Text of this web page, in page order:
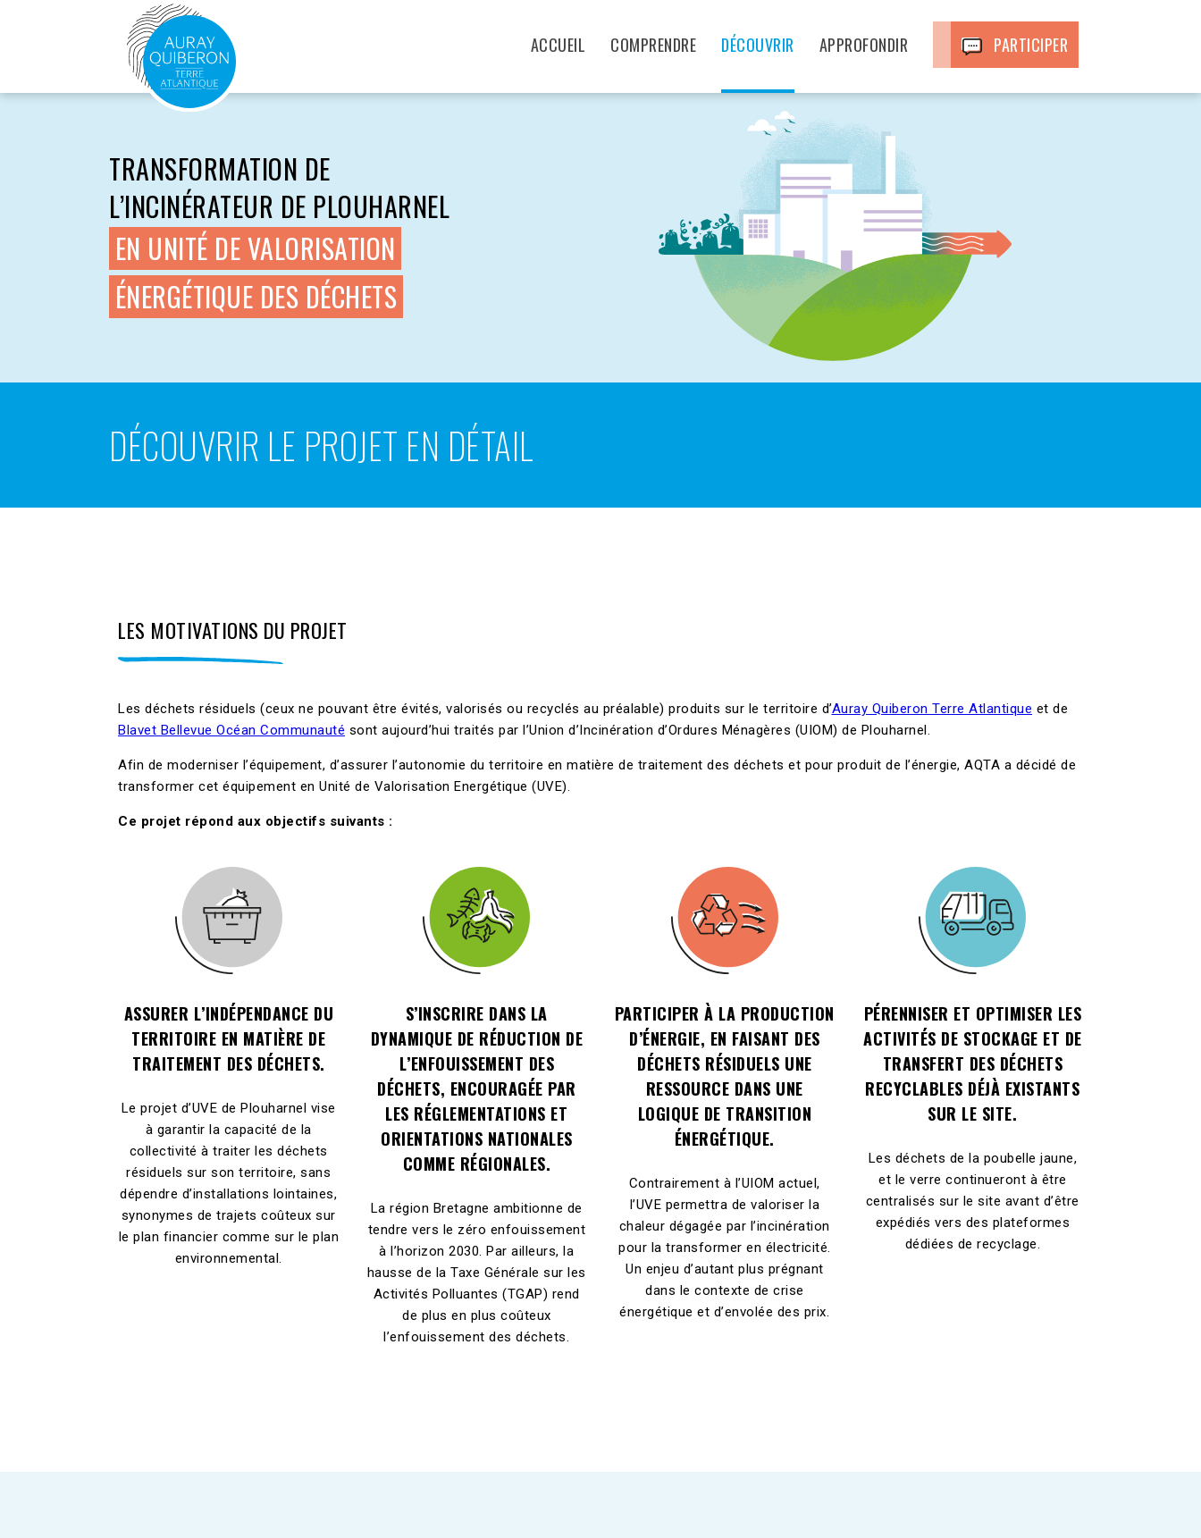
ACCUEIL COMPRENDRE DÉCOUVRIR APPROFONDIR PARTICIPER
TRANSFORMATION DE
L’INCINÉRATEUR DE PLOUHARNEL
EN UNITÉ DE VALORISATION
ÉNERGÉTIQUE DES DÉCHETS
DÉCOUVRIR LE PROJET EN DÉTAIL
LES MOTIVATIONS DU PROJET
Les déchets résiduels (ceux ne pouvant être évités, valorisés ou recyclés au préalable) produits sur le territoire d’Auray Quiberon Terre Atlantique et de
Blavet Bellevue Océan Communauté sont aujourd’hui traités par l’Union d’Incinération d’Ordures Ménagères (UIOM) de Plouharnel.
Afin de moderniser l’équipement, d’assurer l’autonomie du territoire en matière de traitement des déchets et pour produit de l’énergie, AQTA a décidé de
transformer cet équipement en Unité de Valorisation Energétique (UVE).
Ce projet répond aux objectifs suivants :
ASSURER L’INDÉPENDANCE DU
TERRITOIRE EN MATIÈRE DE
TRAITEMENT DES DÉCHETS.
Le projet d’UVE de Plouharnel vise
à garantir la capacité de la
collectivité à traiter les déchets
résiduels sur son territoire, sans
dépendre d’installations lointaines,
synonymes de trajets coûteux sur
le plan financier comme sur le plan
environnemental.
S’INSCRIRE DANS LA
DYNAMIQUE DE RÉDUCTION DE
L’ENFOUISSEMENT DES
DÉCHETS, ENCOURAGÉE PAR
LES RÉGLEMENTATIONS ET
ORIENTATIONS NATIONALES
COMME RÉGIONALES.
La région Bretagne ambitionne de
tendre vers le zéro enfouissement
à l’horizon 2030. Par ailleurs, la
hausse de la Taxe Générale sur les
Activités Polluantes (TGAP) rend
de plus en plus coûteux
l’enfouissement des déchets.
PARTICIPER À LA PRODUCTION
D’ÉNERGIE, EN FAISANT DES
DÉCHETS RÉSIDUELS UNE
RESSOURCE DANS UNE
LOGIQUE DE TRANSITION
ÉNERGÉTIQUE.
Contrairement à l’UIOM actuel,
l’UVE permettra de valoriser la
chaleur dégagée par l’incinération
pour la transformer en électricité.
Un enjeu d’autant plus prégnant
dans le contexte de crise
énergétique et d’envolée des prix.
PÉRENNISER ET OPTIMISER LES
ACTIVITÉS DE STOCKAGE ET DE
TRANSFERT DES DÉCHETS
RECYCLABLES DÉJÀ EXISTANTS
SUR LE SITE.
Les déchets de la poubelle jaune,
et le verre continueront à être
centralisés sur le site avant d’être
expédiés vers des plateformes
dédiées de recyclage.